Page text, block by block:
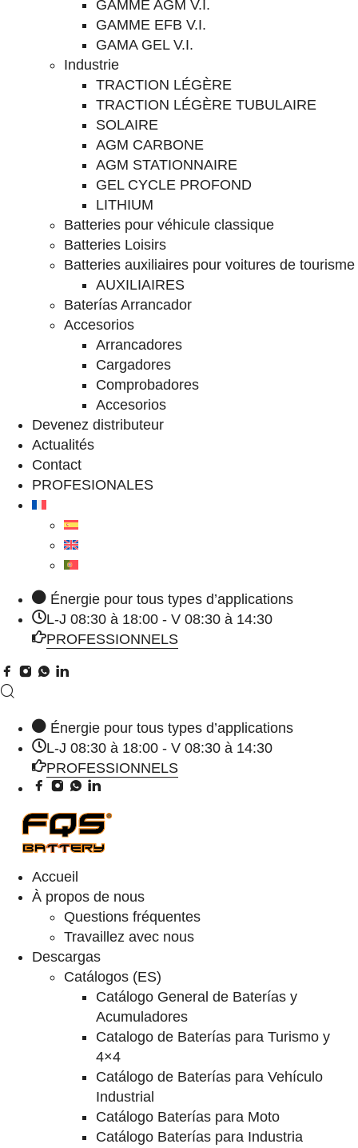
GAMME AGM V.I.
GAMME EFB V.I.
GAMA GEL V.I.
Industrie
TRACTION LÉGÈRE
TRACTION LÉGÈRE TUBULAIRE
SOLAIRE
AGM CARBONE
AGM STATIONNAIRE
GEL CYCLE PROFOND
LITHIUM
Batteries pour véhicule classique
Batteries Loisirs
Batteries auxiliaires pour voitures de tourisme
AUXILIAIRES
Baterías Arrancador
Accesorios
Arrancadores
Cargadores
Comprobadores
Accesorios
Devenez distributeur
Actualités
Contact
PROFESIONALES
Énergie pour tous types d’applications
L-J 08:30 à 18:00 - V 08:30 à 14:30
PROFESSIONNELS
Énergie pour tous types d’applications
L-J 08:30 à 18:00 - V 08:30 à 14:30
PROFESSIONNELS
Accueil
À propos de nous
Questions fréquentes
Travaillez avec nous
Descargas
Catálogos (ES)
Catálogo General de Baterías y
Acumuladores
Catalogo de Baterías para Turismo y
4×4
Catálogo de Baterías para Vehículo
Industrial
Catálogo Baterías para Moto
Catálogo Baterías para Industria